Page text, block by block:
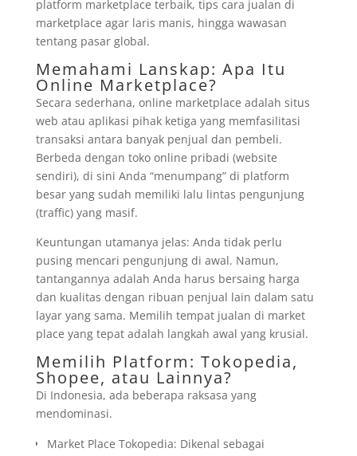
platform marketplace terbaik, tips cara jualan di
marketplace agar laris manis, hingga wawasan
tentang pasar global.
Memahami Lanskap: Apa Itu
Online Marketplace?
Secara sederhana, online marketplace adalah situs
web atau aplikasi pihak ketiga yang memfasilitasi
transaksi antara banyak penjual dan pembeli.
Berbeda dengan toko online pribadi (website
sendiri), di sini Anda “menumpang” di platform
besar yang sudah memiliki lalu lintas pengunjung
(traffic) yang masif.
Keuntungan utamanya jelas: Anda tidak perlu
pusing mencari pengunjung di awal. Namun,
tantangannya adalah Anda harus bersaing harga
dan kualitas dengan ribuan penjual lain dalam satu
layar yang sama. Memilih tempat jualan di market
place yang tepat adalah langkah awal yang krusial.
Memilih Platform: Tokopedia,
Shopee, atau Lainnya?
Di Indonesia, ada beberapa raksasa yang
mendominasi.
Market Place Tokopedia: Dikenal sebagai